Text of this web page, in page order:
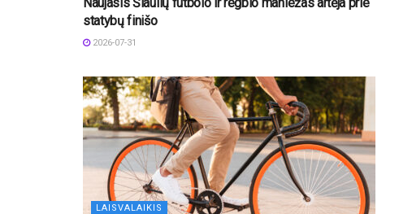
statybų finišo
2026-07-31
LAISVALAIKIS